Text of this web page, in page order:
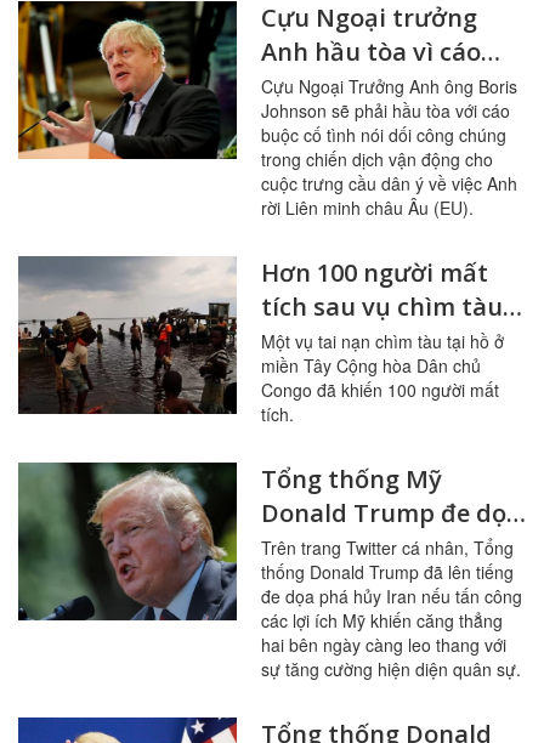
Cựu Ngoại trưởng
Anh hầu tòa vì cáo
buộc nói dối về Brexit
Cựu Ngoại Trưởng Anh ông Boris
Johnson sẽ phải hầu tòa với cáo
buộc cố tình nói dối công chúng
trong chiến dịch vận động cho
cuộc trưng cầu dân ý về việc Anh
rời Liên minh châu Âu (EU).
Hơn 100 người mất
tích sau vụ chìm tàu
tại Cộng hòa dân chủ
Congo
Một vụ tai nạn chìm tàu tại hồ ở
miền Tây Cộng hòa Dân chủ
Congo đã khiến 100 người mất
tích.
Tổng thống Mỹ
Donald Trump đe dọa
hủy diệt Iran
Trên trang Twitter cá nhân, Tổng
thống Donald Trump đã lên tiếng
đe dọa phá hủy Iran nếu tấn công
các lợi ích Mỹ khiến căng thẳng
hai bên ngày càng leo thang với
sự tăng cường hiện diện quân sự.
Tổng thống Donald